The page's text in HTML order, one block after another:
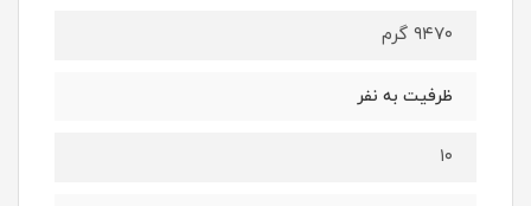
۹۴۷۰ گرم
ظرفیت به نفر
۱۰